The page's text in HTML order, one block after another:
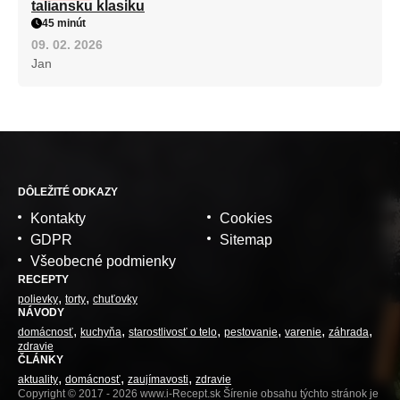
taliansku klasiku
45 minút
09. 02. 2026
Jan
DÔLEŽITÉ ODKAZY
Kontakty
GDPR
Všeobecné podmienky
Cookies
Sitemap
RECEPTY
polievky torty chuťovky
NÁVODY
domácnosť kuchyňa starostlivosť o telo pestovanie varenie
záhrada
zdravie
ČLÁNKY
aktuality domácnosť zaujímavosti
zdravie
Copyright © 2017 - 2026 www.i-Recept.sk Šírenie obsahu týchto stránok je